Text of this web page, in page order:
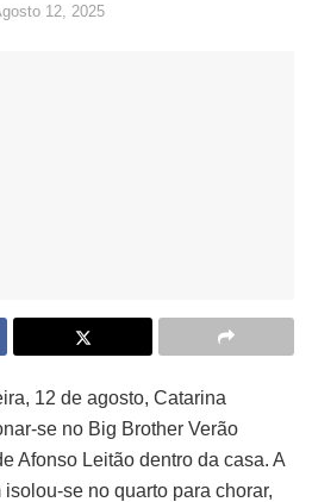
12, 2025
12 de agosto, Catarina
se no Big Brother Verão
Afonso Leitão dentro da casa. A
se no quarto para chorar,